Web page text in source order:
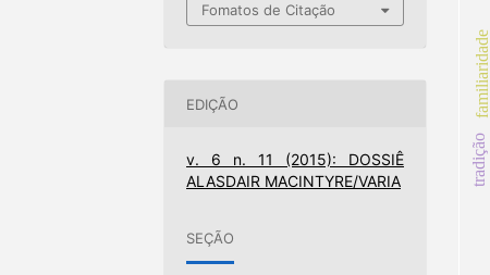
Fomatos de Citação
EDIÇÃO
v. 6 n. 11 (2015): DOSSIÊ
ALASDAIR MACINTYRE/VARIA
SEÇÃO
familiaridade
tradição